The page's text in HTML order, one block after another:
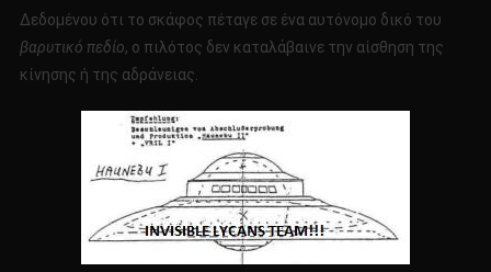
Δεδομένου ότι το σκάφος πέταγε σε ένα αυτόνομο δικό του
βαρυτικό πεδίο, ο πιλότος δεν καταλάβαινε την αίσθηση της
κίνησης ή της αδράνειας.